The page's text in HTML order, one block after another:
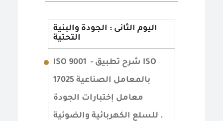
اليوم الثانى : الجودة والبنية
ISO 9001 - شرح تطبيق ISO
17025 بالمعامل الصناعية
معامل إختبارات الجودة
للسلع الكهربائية والضوئية .